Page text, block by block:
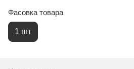
Фасовка товара
1 шт